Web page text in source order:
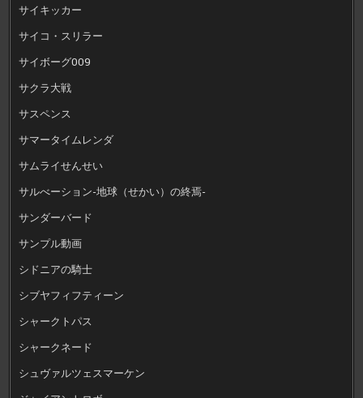
サイキッカー
サイコ・スリラー
サイボーグ009
サクラ大戦
サスペンス
サマータイムレンダ
サムライせんせい
サルべーション-地球（せかい）の終焉-
サンダーバード
サンプル動画
シドニアの騎士
シブヤフィフティーン
シャークトパス
シャークネード
シュヴァルツェスマーケン